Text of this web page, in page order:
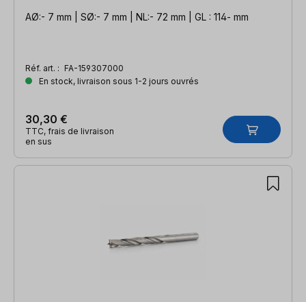
AØ:- 7 mm | SØ:- 7 mm | NL:- 72 mm | GL : 114- mm
Réf. art. : FA-159307000
En stock, livraison sous 1-2 jours ouvrés
30,30 €
TTC, frais de livraison
en sus